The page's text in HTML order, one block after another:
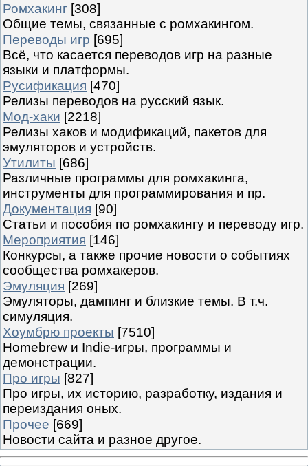
Ромхакинг [308]
Общие темы, связанные с ромхакингом.
Переводы игр [695]
Всё, что касается переводов игр на разные
языки и платформы.
Русификация [470]
Релизы переводов на русский язык.
Мод-хаки [2218]
Релизы хаков и модификаций, пакетов для
эмуляторов и устройств.
Утилиты [686]
Различные программы для ромхакинга,
инструменты для программирования и пр.
Документация [90]
Статьи и пособия по ромхакингу и переводу игр.
Мероприятия [146]
Конкурсы, а также прочие новости о событиях
сообщества ромхакеров.
Эмуляция [269]
Эмуляторы, дампинг и близкие темы. В т.ч.
симуляция.
Хоумбрю проекты [7510]
Homebrew и Indie-игры, программы и
демонстрации.
Про игры [827]
Про игры, их историю, разработку, издания и
переиздания оных.
Прочее [669]
Новости сайта и разное другое.